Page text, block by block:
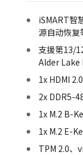
iSMART智
源自动恢复
支援第13/
Alder Lake
1x HDMI
2x DDR5-
1x M.2 B-
1x M.2 E-
TPM 2.0